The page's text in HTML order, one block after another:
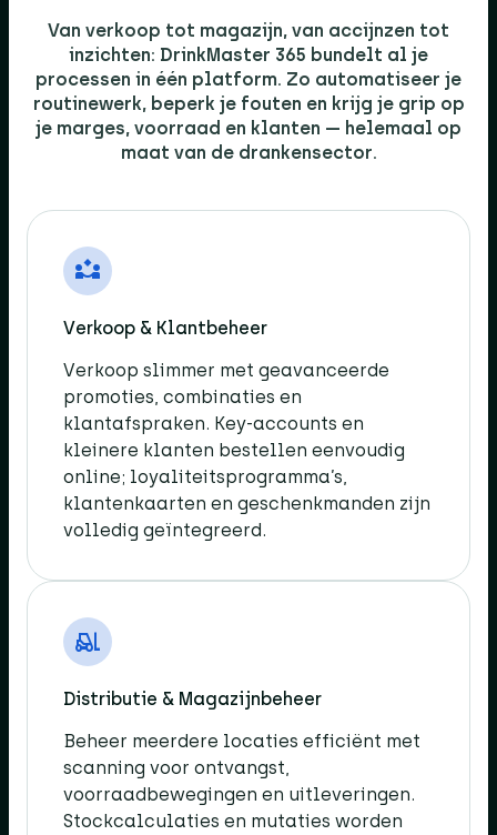
Van verkoop tot magazijn, van accijnzen tot
inzichten: DrinkMaster 365 bundelt al je
processen in één platform. Zo automatiseer je
routinewerk, beperk je fouten en krijg je grip op
je marges, voorraad en klanten — helemaal op
maat van de drankensector.​
Verkoop & Klantbeheer​
Verkoop slimmer met geavanceerde
promoties, combinaties en
klantafspraken. Key-accounts en
kleinere klanten bestellen eenvoudig
online; loyaliteitsprogramma’s,
klantenkaarten en geschenkmanden zijn
volledig geïntegreerd.​
Distributie & Magazijnbeheer​
Beheer meerdere locaties efficiënt met
scanning voor ontvangst,
voorraadbewegingen en uitleveringen.
Stockcalculaties en mutaties worden